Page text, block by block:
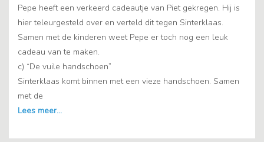
Pepe heeft een verkeerd cadeautje van Piet gekregen. Hij is
hier teleurgesteld over en verteld dit tegen Sinterklaas.
Samen met de kinderen weet Pepe er toch nog een leuk
cadeau van te maken.
c) “De vuile handschoen”
Sinterklaas komt binnen met een vieze handschoen. Samen
met de